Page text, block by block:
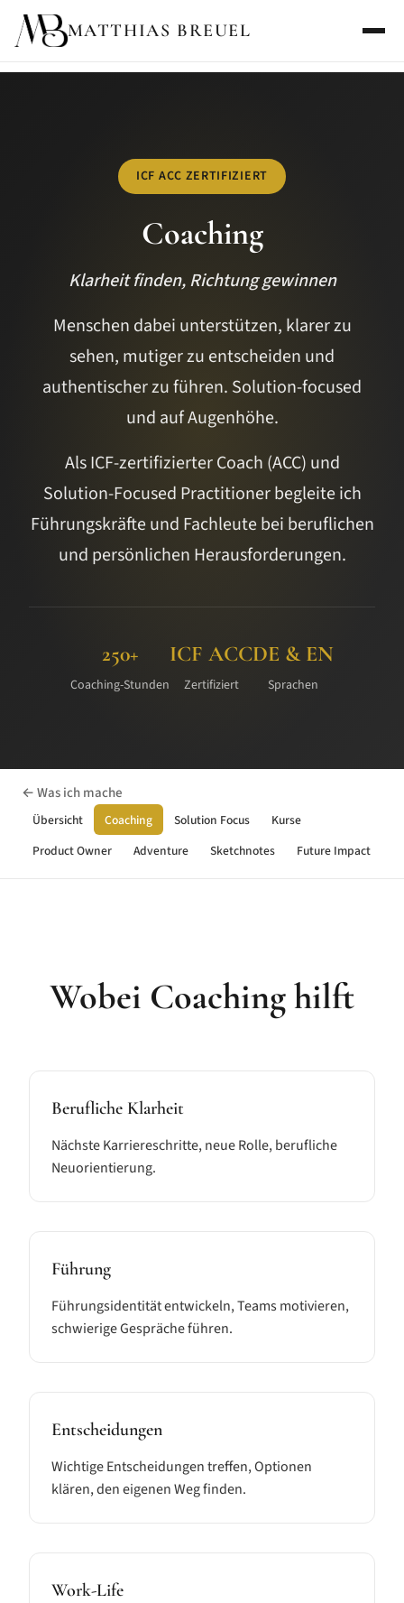
MATTHIAS BREUEL
ICF ACC ZERTIFIZIERT
Coaching
Klarheit finden, Richtung gewinnen
Menschen dabei unterstützen, klarer zu
sehen, mutiger zu entscheiden und
authentischer zu führen. Solution-focused
und auf Augenhöhe.
Als ICF-zertifizierter Coach (ACC) und
Solution-Focused Practitioner begleite ich
Führungskräfte und Fachleute bei beruflichen
und persönlichen Herausforderungen.
250+
Coaching-Stunden
ICF ACC
Zertifiziert
DE & EN
Sprachen
← Was ich mache
Übersicht Coaching Solution Focus
Kurse
Product Owner
Adventure Sketchnotes Future Impact
Wobei Coaching hilft
Berufliche Klarheit
Nächste Karriereschritte, neue Rolle, berufliche
Neuorientierung.
Führung
Führungsidentität entwickeln, Teams motivieren,
schwierige Gespräche führen.
Entscheidungen
Wichtige Entscheidungen treffen, Optionen
klären, den eigenen Weg finden.
Work-Life